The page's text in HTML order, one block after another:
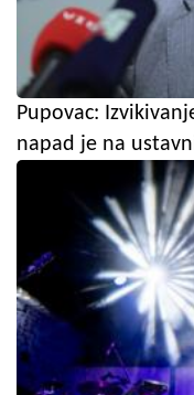
Pupovac:
napad je na